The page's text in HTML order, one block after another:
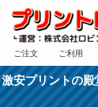
ご注文
フォーム
ご利用
規約
激安プリントの